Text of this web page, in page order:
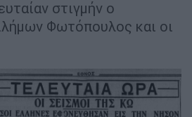
στιγμήν ο
Φωτόπουλος και οι